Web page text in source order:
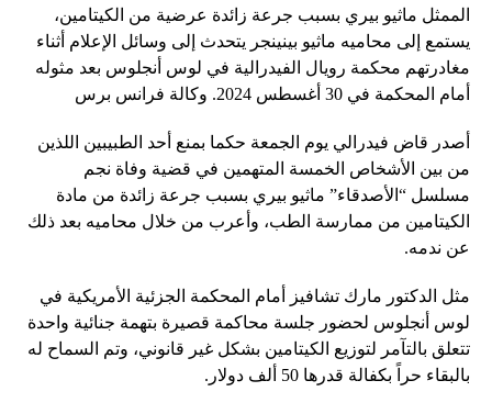
الممثل ماثيو بيري بسبب جرعة زائدة عرضية من الكيتامين،
يستمع إلى محاميه ماثيو بينينجر يتحدث إلى وسائل الإعلام أثناء
مغادرتهم محكمة رويال الفيدرالية في لوس أنجلوس بعد مثوله
أمام المحكمة في 30 أغسطس 2024. وكالة فرانس برس
أصدر قاض فيدرالي يوم الجمعة حكما بمنع أحد الطبيبين اللذين
من بين الأشخاص الخمسة المتهمين في قضية وفاة نجم
مسلسل “الأصدقاء” ماثيو بيري بسبب جرعة زائدة من مادة
الكيتامين من ممارسة الطب، وأعرب من خلال محاميه بعد ذلك
عن ندمه.
مثل الدكتور مارك تشافيز أمام المحكمة الجزئية الأمريكية في
لوس أنجلوس لحضور جلسة محاكمة قصيرة بتهمة جنائية واحدة
تتعلق بالتآمر لتوزيع الكيتامين بشكل غير قانوني، وتم السماح له
بالبقاء حراً بكفالة قدرها 50 ألف دولار.